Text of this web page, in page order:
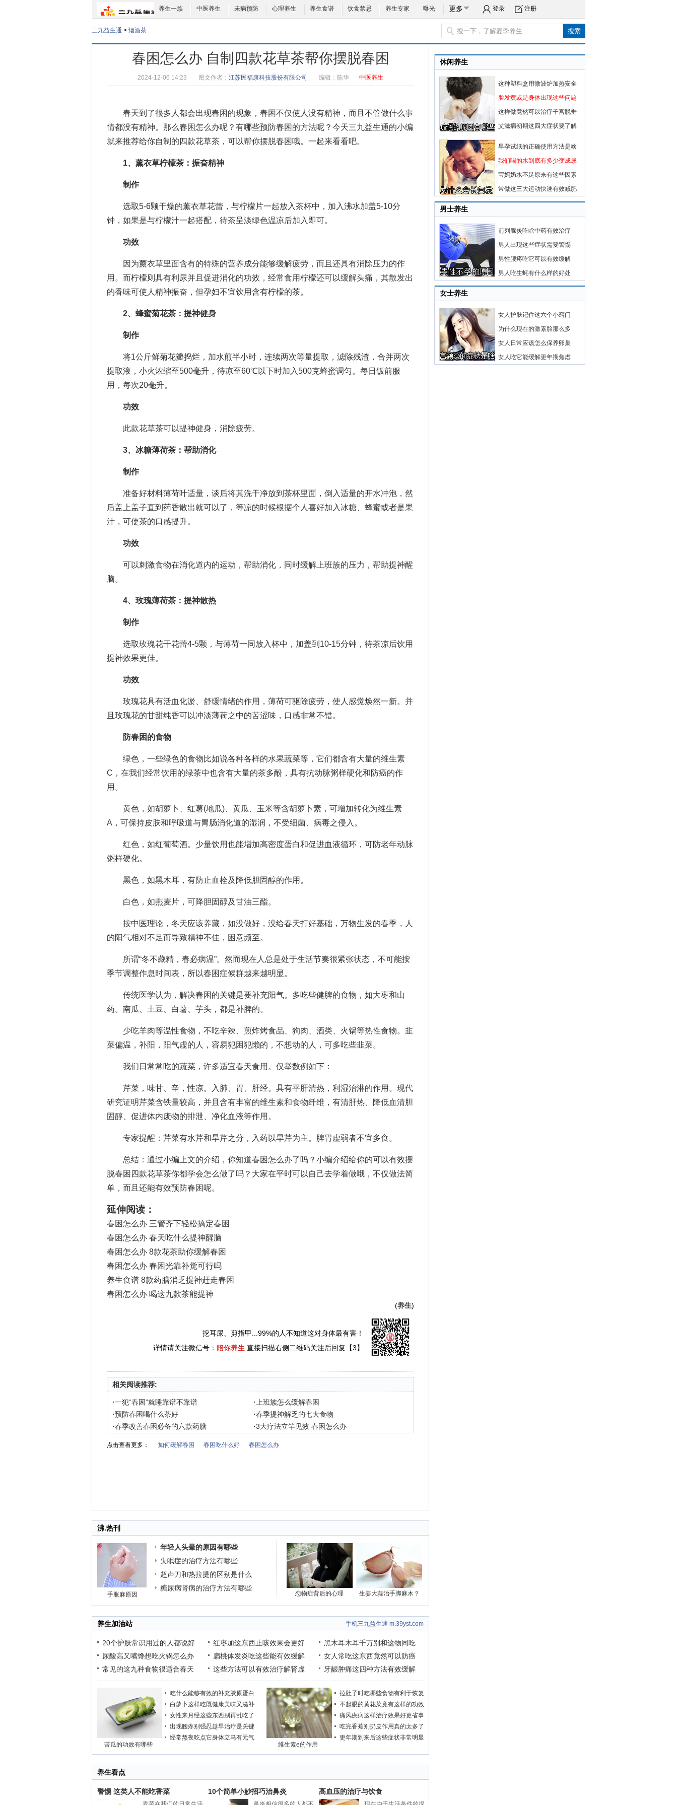
养生一族 中医养生 未病预防 心理养生 养生食谱 饮食禁忌 养生专家 曝光 更多 登录 注册
三九益生通 > 烟酒茶
春困怎么办 自制四款花草茶帮你摆脱春困
2024-12-06 14:23 图文作者： 江苏民福康科技股份有限公司 编辑： 陈华 中医养生
春天到了很多人都会出现春困的现象，春困不仅使人没有精神，而且不管做什么事
情都没有精神。那么春困怎么办呢？有哪些预防春困的方法呢？今天三九益生通的小编
就来推荐给你自制的四款花草茶，可以帮你摆脱春困哦。一起来看看吧。
1、薰衣草柠檬茶：振奋精神
制作
选取5-6颗干燥的薰衣草花蕾，与柠檬片一起放入茶杯中，加入沸水加盖5-10分
钟，如果是与柠檬汁一起搭配，待茶呈淡绿色温凉后加入即可。
功效
因为薰衣草里面含有的特殊的营养成分能够缓解疲劳，而且还具有消除压力的作
用。而柠檬则具有利尿并且促进消化的功效，经常食用柠檬还可以缓解头痛，其散发出
的香味可使人精神振奋，但孕妇不宜饮用含有柠檬的茶。
2、蜂蜜菊花茶：提神健身
制作
将1公斤鲜菊花瓣捣烂，加水煎半小时，连续两次等量提取，滤除残渣，合并两次
提取液，小火浓缩至500毫升，待凉至60℃以下时加入500克蜂蜜调匀。每日饭前服
用，每次20毫升。
功效
此款花草茶可以提神健身，消除疲劳。
3、冰糖薄荷茶：帮助消化
制作
准备好材料薄荷叶适量，谈后将其洗干净放到茶杯里面，倒入适量的开水冲泡，然
后盖上盖子直到药香散出就可以了，等凉的时候根据个人喜好加入冰糖、蜂蜜或者是果
汁，可使茶的口感提升。
功效
可以刺激食物在消化道内的运动，帮助消化，同时缓解上班族的压力，帮助提神醒
脑。
4、玫瑰薄荷茶：提神散热
制作
选取玫瑰花干花蕾4-5颗，与薄荷一同放入杯中，加盖到10-15分钟，待茶凉后饮用
提神效果更佳。
功效
玫瑰花具有活血化淤、舒缓情绪的作用，薄荷可驱除疲劳，使人感觉焕然一新。并
且玫瑰花的甘甜纯香可以冲淡薄荷之中的苦涩味，口感非常不错。
防春困的食物
绿色，一些绿色的食物比如说各种各样的水果蔬菜等，它们都含有大量的维生素
C，在我们经常饮用的绿茶中也含有大量的茶多酚，具有抗动脉粥样硬化和防癌的作
用。
黄色，如胡萝卜、红薯(地瓜)、黄瓜、玉米等含胡萝卜素，可增加转化为维生素
A，可保持皮肤和呼吸道与胃肠消化道的湿润，不受细菌、病毒之侵入。
红色，如红葡萄酒。少量饮用也能增加高密度蛋白和促进血液循环，可防老年动脉
粥样硬化。
黑色，如黑木耳，有防止血栓及降低胆固醇的作用。
白色，如燕麦片，可降胆固醇及甘油三酯。
按中医理论，冬天应该养藏，如没做好，没给春天打好基础，万物生发的春季，人
的阳气相对不足而导致精神不佳，困意频至。
所谓“冬不藏精，春必病温”。然而现在人总是处于生活节奏很紧张状态，不可能按
季节调整作息时间表，所以春困症候群越来越明显。
传统医学认为，解决春困的关键是要补充阳气。多吃些健脾的食物，如大枣和山
药。南瓜、土豆、白薯、芋头，都是补脾的。
少吃羊肉等温性食物，不吃辛辣、煎炸烤食品、狗肉、酒类、火锅等热性食物。韭
菜偏温，补阳，阳气虚的人，容易犯困犯懒的，不想动的人，可多吃些韭菜。
我们日常常吃的蔬菜，许多适宜春天食用。仅举数例如下：
芹菜，味甘、辛，性凉。入肺、胃、肝经。具有平肝清热，利湿治淋的作用。现代
研究证明芹菜含铁量较高，并且含有丰富的维生素和食物纤维，有清肝热、降低血清胆
固醇、促进体内废物的排泄、净化血液等作用。
专家提醒：芹菜有水芹和旱芹之分，入药以旱芹为主。脾胃虚弱者不宜多食。
总结：通过小编上文的介绍，你知道春困怎么办了吗？小编介绍给你的可以有效摆
脱春困 四款花草茶你都学会怎么做了吗？大家在平时可以自己去学着做哦，不仅做法简
单，而且还能有效预防春困呢。
延伸阅读：
春困怎么办 三管齐下轻松搞定春困
春困怎么办 春天吃什么提神醒脑
春困怎么办 8款花茶助你缓解春困
春困怎么办 春困光靠补觉可行吗
养生食谱 8款药膳消乏提神赶走春困
春困怎么办 喝这九款茶能提神
(养生)
挖耳屎、剪指甲...99%的人不知道这对身体最有害！
详情请关注微信号： 陪你养生 直接扫描右侧二维码关注后回复【3】
相关阅读推荐:
·一犯“春困”就睡靠谱不靠谱 · 上班族怎么缓解春困
·预防春困喝什么茶好 ·春季提神解乏的七大食物
·春季改善春困必备的六款药膳 ·3大疗法立竿见效 春困怎么办
点击查看更多： 如何缓解春困 春困吃什么好 春困怎么办
沸.热刊
手胀麻原因
年轻人头晕的原因有哪些
失眠症的治疗方法有哪些
超声刀和热拉提的区别是什么
糖尿病肾病的治疗方法有哪些
恋物症背后的心理 生姜大蒜治手脚麻木？
养生加油站 手机三九益生通 m.39yst.com
20个护肤常识用过的人都说好
尿酸高又嘴馋想吃火锅怎么办
常见的这九种食物很适合春天
红枣加这东西止咳效果会更好
扁桃体发炎吃这些能有效缓解
这些方法可以有效治疗解肾虚
黑木耳木耳千万别和这物同吃
女人常吃这东西竟然可以防癌
牙龈肿痛这四种方法有效缓解
苦瓜的功效有哪些
吃什么能够有效的补充胶原蛋白
白萝卜这样吃既健康美味又滋补
女性来月经这些东西别再乱吃了
出现腰疼别强忍趁早治疗是关键
经常熬夜吃点它身体立马有元气
维生素e的作用
拉肚子时吃哪些食物有利于恢复
不起眼的黄花菜竟有这样的功效
痛风疾病这样治疗效果好更省事
吃完香蕉别扔皮作用真的太多了
更年期到来后这些症状非常明显
养生看点
警惕 这类人不能吃香菜 10个简单小妙招巧治鼻炎 高血压的治疗与饮食
休闲养生
这种塑料盒用微波炉加热安全
脸发黄或是身体出现这些问题
这样做竟然可以治疗子宫脱垂
艾滋病初期这四大症状要了解
早孕试纸的正确使用方法是啥
我们喝的水到底有多少变成尿
宝妈奶水不足原来有这些因素
常做这三大运动快速有效减肥
男士养生
前列腺炎吃啥中药有效治疗
男人出现这些症状需要警惕
男性腰疼吃它可以有效缓解
男人吃生蚝有什么样的好处
女士养生
女人护肤记住这六个小窍门
为什么现在的激素脸那么多
女人日常应该怎么保养卵巢
女人吃它能缓解更年期焦虑